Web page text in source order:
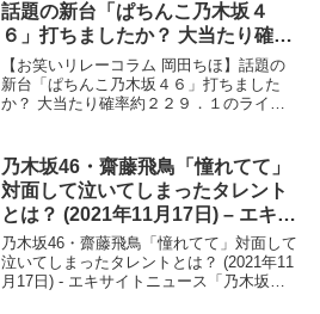
話題の新台「ぱちんこ乃木坂４
６」打ちましたか？ 大当たり確率
約２２９．１のライトミドル –
ZAKZAK
【お笑いリレーコラム 岡田ちほ】話題の
新台「ぱちんこ乃木坂４６」打ちました
か？ 大当たり確率約２２９．１のライト
新台「ぱちんこ乃木坂４６」打ちました
か？ 大...
乃木坂46・齋藤飛鳥「憧れてて」
対面して泣いてしまったタレント
とは？ (2021年11月17日) – エキサ
イトニュース
乃木坂46・齋藤飛鳥「憧れてて」対面して
泣いてしまったタレントとは？ (2021年11
月17日) - エキサイトニュース「乃木坂